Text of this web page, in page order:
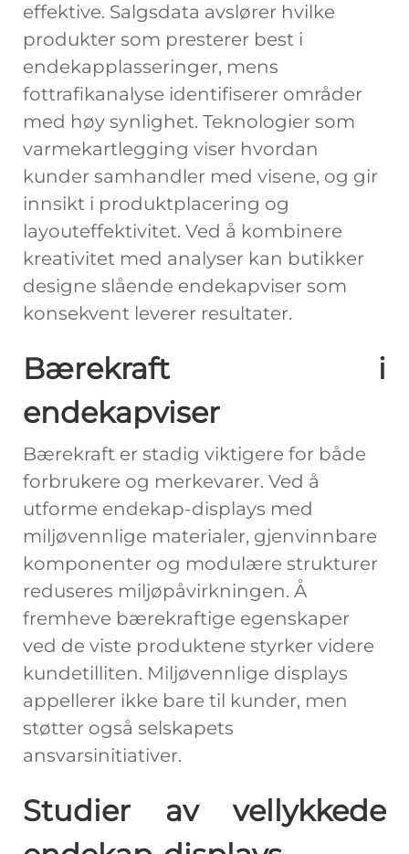
effektive. Salgsdata avslører hvilke
produkter som presterer best i
endekapplasseringer, mens
fottrafikanalyse identifiserer områder
med høy synlighet. Teknologier som
varmekartlegging viser hvordan
kunder samhandler med visene, og gir
innsikt i produktplacering og
layouteffektivitet. Ved å kombinere
kreativitet med analyser kan butikker
designe slående endekapviser som
konsekvent leverer resultater.
Bærekraft i
endekapviser
Bærekraft er stadig viktigere for både
forbrukere og merkevarer. Ved å
utforme endekap-displays med
miljøvennlige materialer, gjenvinnbare
komponenter og modulære strukturer
reduseres miljøpåvirkningen. Å
fremheve bærekraftige egenskaper
ved de viste produktene styrker videre
kundetilliten. Miljøvennlige displays
appellerer ikke bare til kunder, men
støtter også selskapets
ansvarsinitiativer.
Studier av vellykkede